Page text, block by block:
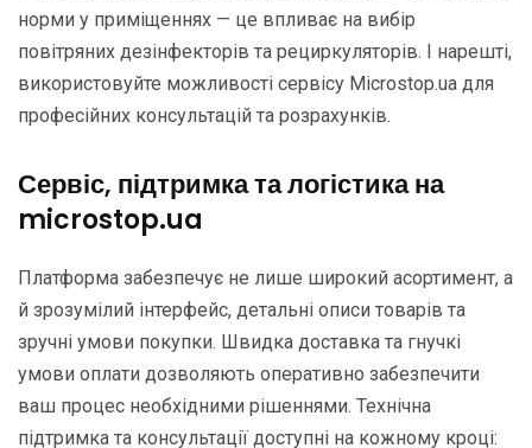
норми у приміщеннях — це впливає на вибір
повітряних дезінфекторів та рециркуляторів. І нарешті,
використовуйте можливості сервісу Microstop.ua для
професійних консультацій та розрахунків.
Сервіс, підтримка та логістика на
microstop.ua
Платформа забезпечує не лише широкий асортимент, а
й зрозумілий інтерфейс, детальні описи товарів та
зручні умови покупки. Швидка доставка та гнучкі
умови оплати дозволяють оперативно забезпечити
ваш процес необхідними рішеннями. Технічна
підтримка та консультації доступні на кожному кроці: